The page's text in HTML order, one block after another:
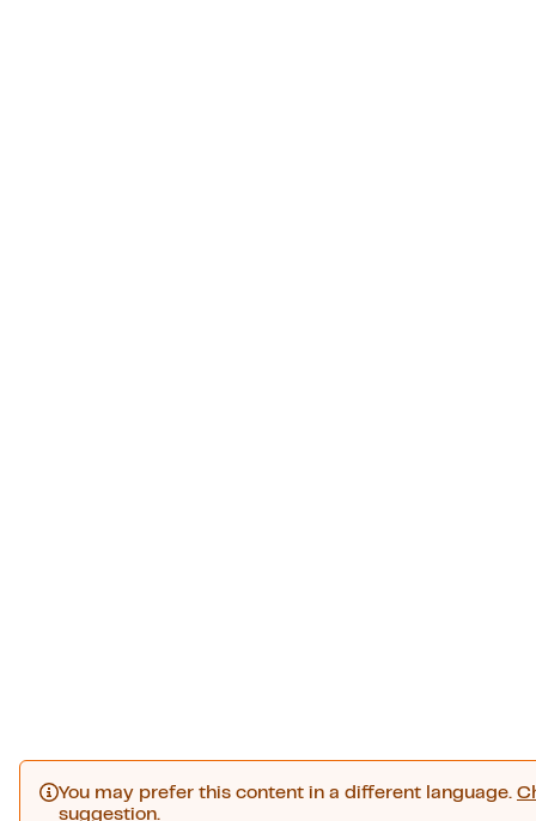
You may prefer this content in a different language.
suggestion.